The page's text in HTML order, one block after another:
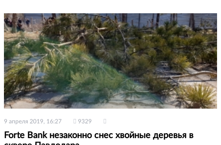
9 апреля 2019, 16:27 9329
Forte Bank незаконно снес хвойные деревья в